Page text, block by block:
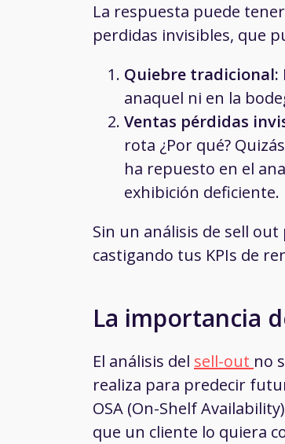
La respuesta puede
perdidas invisibles, que
Quiebre tradicional:
anaquel ni en la
Ventas pérdidas
rota ¿Por qué?
ha repuesto en el
exhibición deficiente.
Sin un análisis de sell
castigando tus KPIs de
La importancia
El análisis del sell-out no
realiza para predecir
OSA (On-Shelf
que un cliente lo quiera